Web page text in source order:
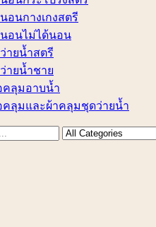
อนกางเกงสตรี
อนไม่ได้นอน
ายน้ำสตรี
ายน้ำชาย
คลุมอาบน้ำ
คลุมและผ้าคลุมชุดว่ายน้ำ